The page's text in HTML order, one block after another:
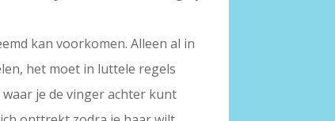
kan voorkomen. Alleen al in
het moet in luttele regels
je de vinger achter kunt